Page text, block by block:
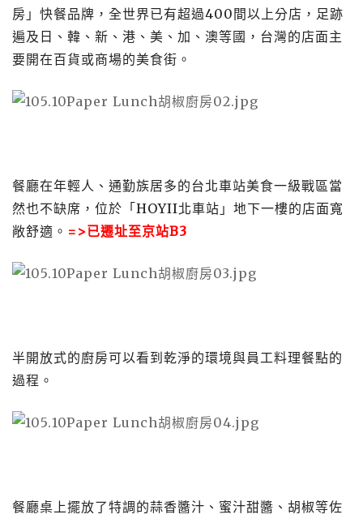
房」快餐品牌，全世界已有超過400間以上分店，足跡
遍及日、韓、新、港、美、加、澳等國，台灣的店面主
要開在百貨或商場的美食街。
餐廳在年輕人、通勤族居多的台北車站美食一級戰區當
然也不缺席，位於「HOYII北車站」地下一樓的店面寬
敞舒適。 =>已遷址至京站B3
半開放式的廚房可以看到乾淨的環境與員工料理餐點的
過程。
餐廳桌上擺放了特調的蒜香醬汁、蜜汁甜醬、胡椒等佐